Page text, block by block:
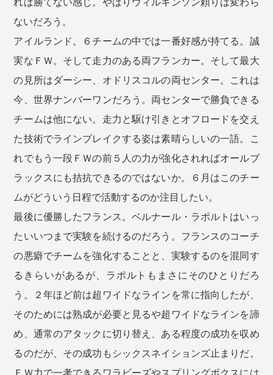
ないだろう。
アイルランド。６チームの中では一番好感が持てる。誠
実なＦＷ。そして走力のある両フランカー。そして最大
の見所はダーシー、オドリスコルの両センター。これは
今、世界ナンバーワンだろう。両センターで勝負できる
チームは他にない。走力と駆け引きとオフロードを交え
た技術でラインブレイクする姿は素晴らしいの一語。こ
れでもう一段ＦＷの前５人の力が強化されればオールブ
ラックスにも拮抗できるのではないか。６月はこのチー
ムがどういう日程で活動するのか注目したい。
最後に優勝したフランス。ベルナール・ラポルトはいっ
たいいつまで実験を続けるのだろう。フランスのコーチ
の悪癖でチームを強化することと、実験するのを混同す
るきらいがあるが、ラポルトもまさにそのひとりだろ
う。２年ほど前は超ワイドなラインを常に指向したが、
そのためには熟成が必要と見るや超ワイドなラインを諦
め、通常のアタックに切り替え、ある程度の成功を収め
るのだが、その成功もシックスネイションズ止まりだ。